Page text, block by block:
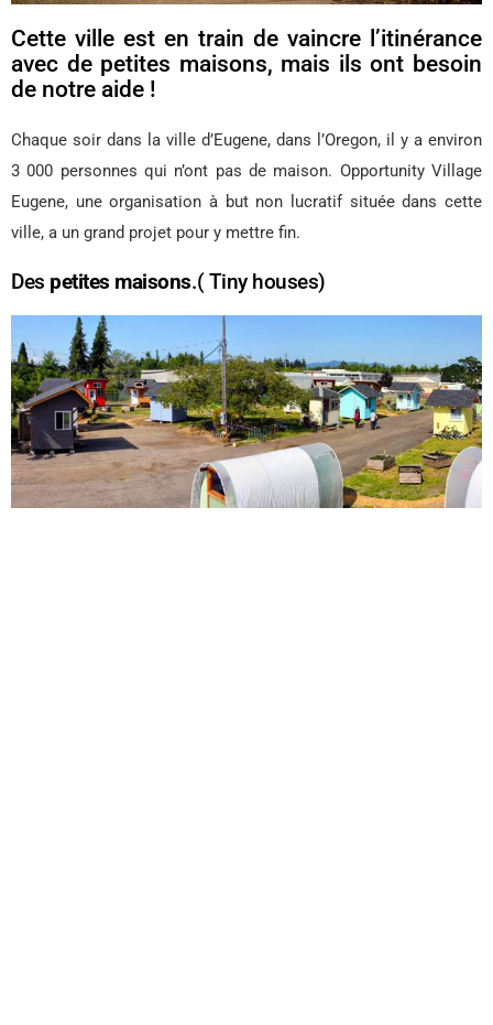
Cette ville est en train de vaincre l’itinérance
avec de petites maisons, mais ils ont besoin
de notre aide !
Chaque soir dans la ville d’Eugene, dans l’Oregon, il y a environ
3 000 personnes qui n’ont pas de maison. Opportunity Village
Eugene, une organisation à but non lucratif située dans cette
ville, a un grand projet pour y mettre fin.
Des petites maisons.( Tiny houses)